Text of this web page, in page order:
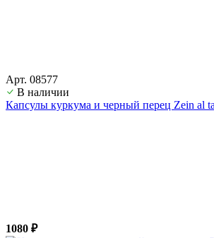
Арт. 08577
В наличии
Капсулы куркума и черный перец Zein al
1080 ₽